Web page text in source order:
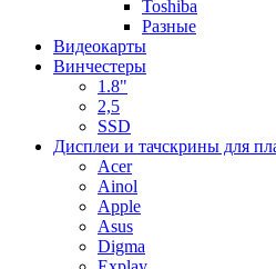
Toshiba
Разные
Видеокарты
Винчестеры
1.8"
2,5
SSD
Дисплеи и тачскрины для
Acer
Ainol
Apple
Asus
Digma